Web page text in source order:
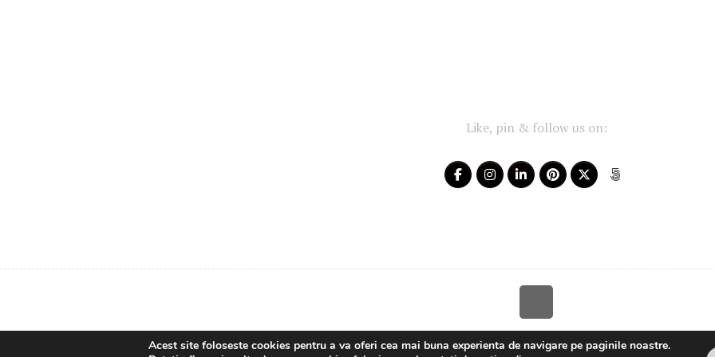
Like, pin & follow us on:
Your-Story 2014 - 2025 ~ All rights reserved
Acest site foloseste cookies pentru a va oferi cea mai buna experienta de navigare pe paginile noastre.